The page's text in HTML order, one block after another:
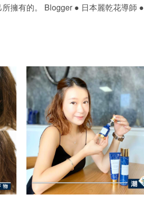
擁有的。 Blogger ● 日本麗乾花導師